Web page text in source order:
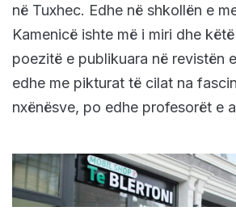
në Tuxhec. Edhe në shkollën e
Kamenicë ishte më i miri dhe
poezitë e publikuara në revistën
edhe me pikturat të cilat na
nxënësve, po edhe profesorët e